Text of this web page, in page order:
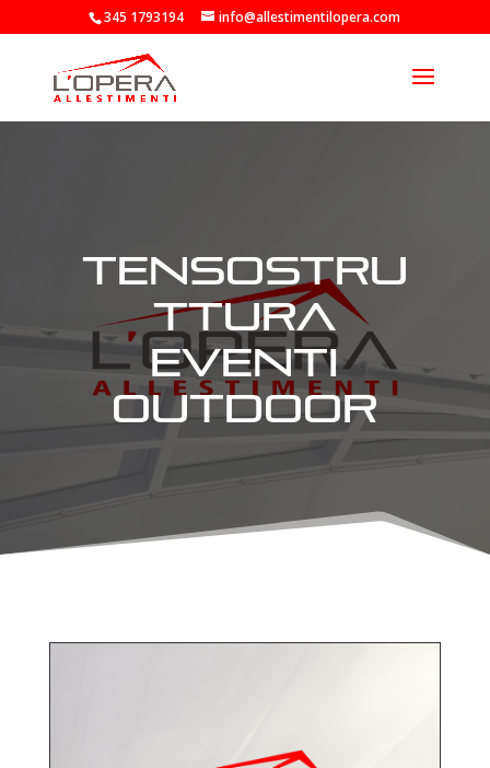
345 1793194 info@allestimentilopera.com
tensostru
ttura
eventi
outdoor